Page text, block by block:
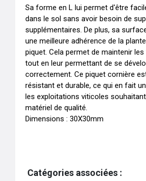
Sa forme en L lui permet d'être
dans le sol sans avoir besoin de
supplémentaires. De plus, sa
une meilleure adhérence de la
piquet. Cela permet de maintenir
tout en leur permettant de se
correctement. Ce piquet cornière
résistant et durable, ce qui en fait
les exploitations viticoles
matériel de qualité.
Dimensions : 30X30mm
Catégories associées :